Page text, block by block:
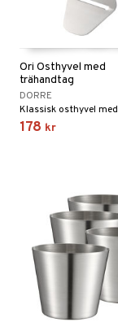
Ori Osthyvel med
trähandtag
DORRE
178 kr
& Cognacglas
& Grönsaksknivar
Muggar
tallrikar
Bakformar
& Skålar
& Örngott